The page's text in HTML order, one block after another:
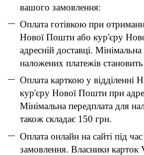
вашого замовлення:
Оплата готівкою при
Нової Пошти або кур'єру
адресній доставці.
наложених платежів
Оплата карткою у відділенні
кур'єру Нової Пошти при
Мінімальна передплата для
також складає 150 грн.
Оплата онлайн на сайті під
замовлення. Власники карток